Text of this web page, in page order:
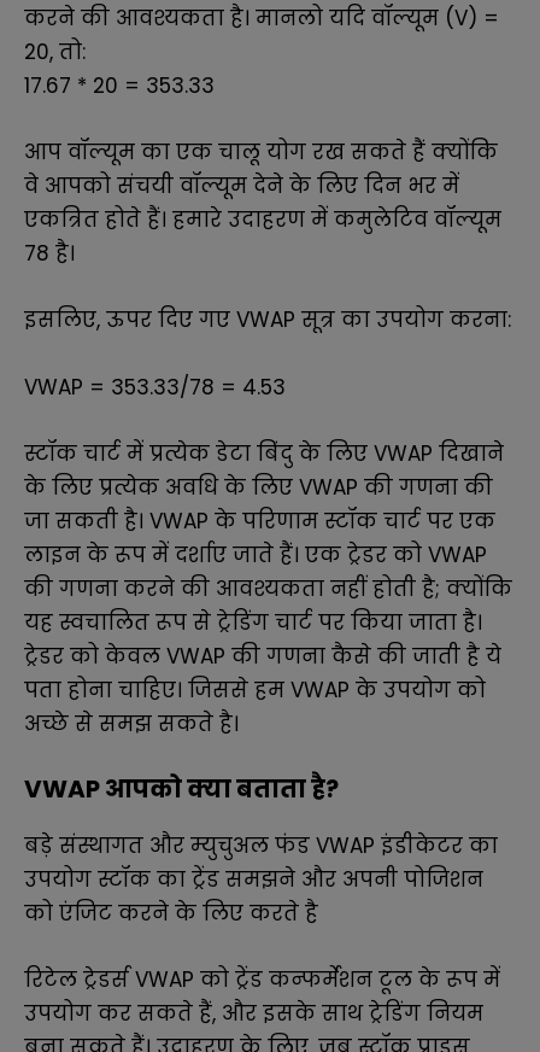
करने की आवश्यकता है। मानलो यदि वॉल्यूम (V) =
20, तो:
17.67 * 20 = 353.33
आप वॉल्यूम का एक चालू योग रख सकते हैं क्योंकि
वे आपको संचयी वॉल्यूम देने के लिए दिन भर में
एकत्रित होते हैं। हमारे उदाहरण में कमुलेटिव वॉल्यूम
78 है।
इसलिए, ऊपर दिए गए VWAP सूत्र का उपयोग करना:
VWAP = 353.33/78 = 4.53
स्टॉक चार्ट में प्रत्येक डेटा बिंदु के लिए VWAP दिखाने
के लिए प्रत्येक अवधि के लिए VWAP की गणना की
जा सकती है। VWAP के परिणाम स्टॉक चार्ट पर एक
लाइन के रूप में दर्शाए जाते हैं। एक ट्रेडर को VWAP
की गणना करने की आवश्यकता नहीं होती है; क्योंकि
यह स्वचालित रूप से ट्रेडिंग चार्ट पर किया जाता है।
ट्रेडर को केवल VWAP की गणना कैसे की जाती है ये
पता होना चाहिए। जिससे हम VWAP के उपयोग को
अच्छे से समझ सकते है।
VWAP आपको क्या बताता है?
बड़े संस्थागत और म्युचुअल फंड VWAP इंडीकेटर का
उपयोग स्टॉक का ट्रेंड समझने और अपनी पोजिशन
को एंजिट करने के लिए करते है
रिटेल ट्रेडर्स VWAP को ट्रेंड कन्फर्मेशन टूल के रूप में
उपयोग कर सकते हैं, और इसके साथ ट्रेडिंग नियम